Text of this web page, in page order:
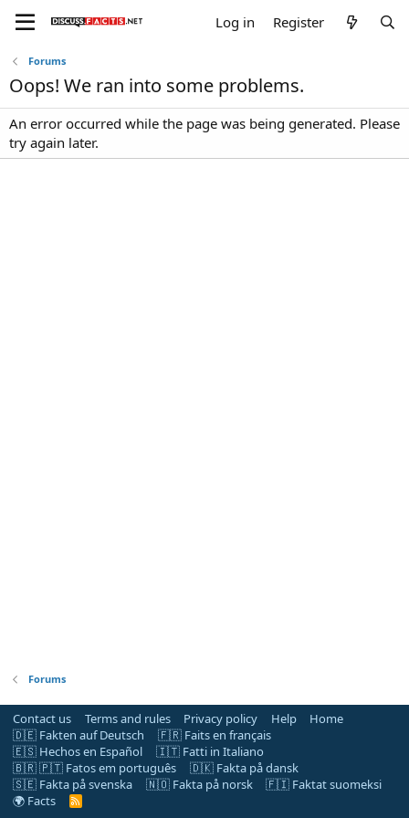
Log in Register
Forums
Oops! We ran into some problems.
An error occurred while the page was being generated. Please
try again later.
Forums
Contact us Terms and rules Privacy policy Help
Home
🇩🇪 Fakten auf Deutsch
🇫🇷 Faits en français
🇪🇸 Hechos en Español
🇮🇹 Fatti in Italiano
🇧🇷 🇵🇹 Fatos em português
🇩🇰 Fakta på dansk
🇸🇪 Fakta på svenska
🇳🇴 Fakta på norsk
🇫🇮 Faktat suomeksi
🌍 Facts
R